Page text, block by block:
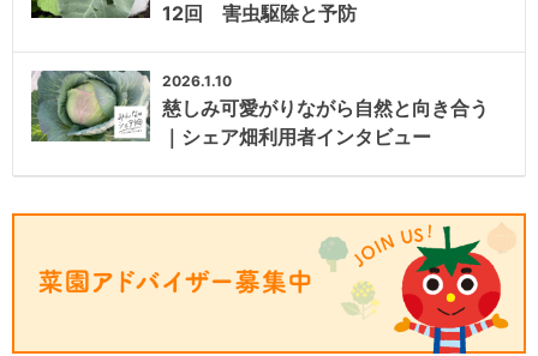
12回 害虫駆除と予防
2026.1.10
慈しみ可愛がりながら自然と向き合う
｜シェア畑利用者インタビュー